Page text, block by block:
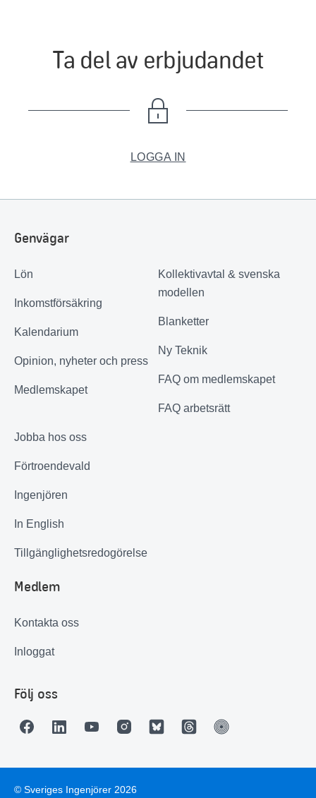
Ta del av erbjudandet
LOGGA IN
Genvägar
Lön
Inkomstförsäkring
Kalendarium
Opinion, nyheter och press
Medlemskapet
Kollektivavtal & svenska
modellen
Blanketter
Ny Teknik
FAQ om medlemskapet
FAQ arbetsrätt
Jobba hos oss
Förtroendevald
Ingenjören
In English
Tillgänglighetsredogörelse
Medlem
Kontakta oss
Inloggat
Följ oss
© Sveriges Ingenjörer 2026